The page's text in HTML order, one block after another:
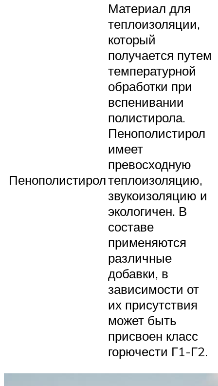
Пенополистирол
Материал для
теплоизоляции,
который
получается путем
температурной
обработки при
вспенивании
полистирола.
Пенополистирол
имеет
превосходную
теплоизоляцию,
звукоизоляцию и
экологичен. В
составе
применяются
различные
добавки, в
зависимости от
их присутствия
может быть
присвоен класс
горючести Г1-Г2.